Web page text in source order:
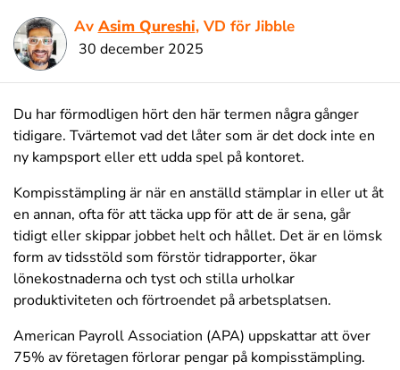
Av Asim Qureshi, VD för Jibble
30 december 2025
Du har förmodligen hört den här termen några gånger
tidigare. Tvärtemot vad det låter som är det dock inte en
ny kampsport eller ett udda spel på kontoret.
Kompisstämpling är när en anställd stämplar in eller ut åt
en annan, ofta för att täcka upp för att de är sena, går
tidigt eller skippar jobbet helt och hållet. Det är en lömsk
form av tidsstöld som förstör tidrapporter, ökar
lönekostnaderna och tyst och stilla urholkar
produktiviteten och förtroendet på arbetsplatsen.
American Payroll Association (APA) uppskattar att över
75% av företagen förlorar pengar på kompisstämpling.